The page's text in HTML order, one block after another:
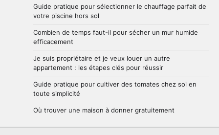
Guide pratique pour sélectionner le chauffage parfait de
votre piscine hors sol
Combien de temps faut-il pour sécher un mur humide
efficacement
Je suis propriétaire et je veux louer un autre
appartement : les étapes clés pour réussir
Guide pratique pour cultiver des tomates chez soi en
toute simplicité
Où trouver une maison à donner gratuitement